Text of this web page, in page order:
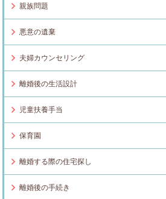
親族問題
悪意の遺棄
夫婦カウンセリング
離婚後の生活設計
児童扶養手当
保育園
離婚する際の住宅探し
離婚後の手続き